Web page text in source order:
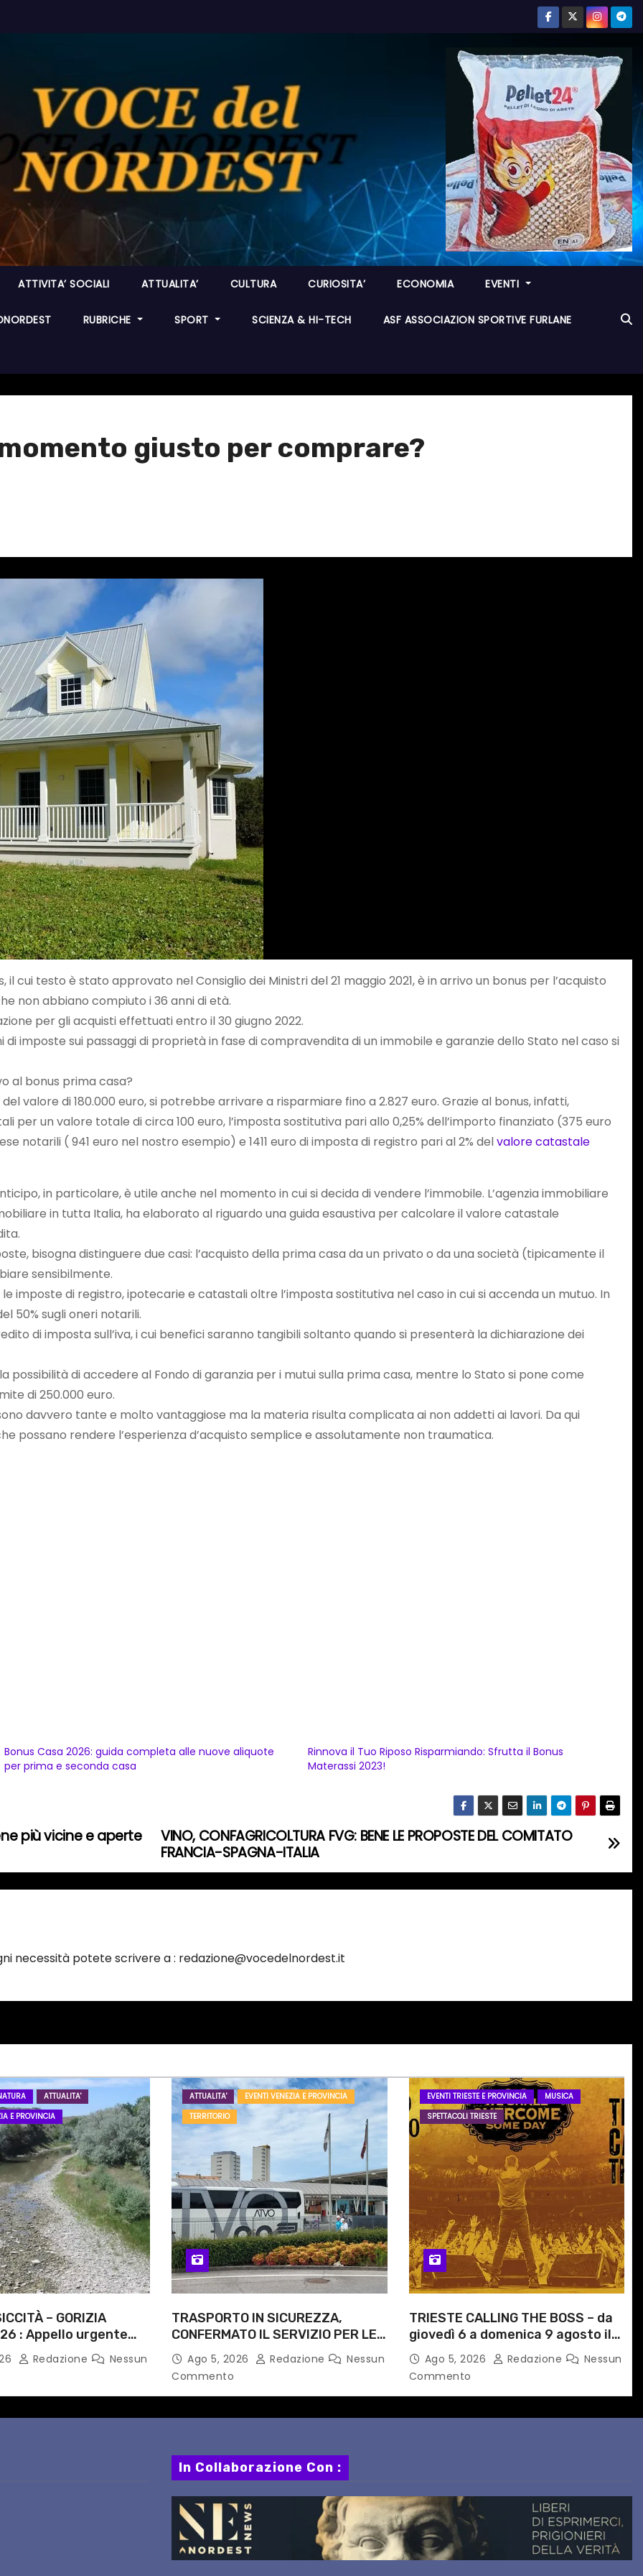
ATTIVITA’ SOCIALI ATTUALITA’ CULTURA CURIOSITA’ ECONOMIA EVENTI
RUBRICHE SPORT SCIENZA & HI-TECH ASF ASSOCIAZION SPORTIVE FURLANE
giusto per comprare?
il cui testo è stato approvato nel Consiglio dei Ministri del 21 maggio 2021, è in arrivo un bonus per l’acquisto
non abbiano compiuto i 36 anni di età.
per gli acquisti effettuati entro il 30 giugno 2022.
di imposte sui passaggi di proprietà in fase di compravendita di un immobile e garanzie dello Stato nel caso si
al bonus prima casa?
valore di 180.000 euro, si potrebbe arrivare a risparmiare fino a 2.827 euro. Grazie al bonus, infatti,
un valore totale di circa 100 euro, l’imposta sostitutiva pari allo 0,25% dell’importo finanziato (375 euro
notarili ( 941 euro nel nostro esempio) e 1411 euro di imposta di registro pari al 2% delvalore catastale
in particolare, è utile anche nel momento in cui si decida di vendere l’immobile. L’agenzia immobiliare
in tutta Italia, ha elaborato al riguardo una guida esaustiva per calcolare il valore catastale
bisogna distinguere due casi: l’acquisto della prima casa da un privato o da una società (tipicamente il
sensibilmente.
imposte di registro, ipotecarie e catastali oltre l’imposta sostitutiva nel caso in cui si accenda un mutuo. In
50% sugli oneri notarili.
di imposta sull’iva, i cui benefici saranno tangibili soltanto quando si presenterà la dichiarazione dei
possibilità di accedere al Fondo di garanzia per i mutui sulla prima casa, mentre lo Stato si pone come
di 250.000 euro.
davvero tante e molto vantaggiose ma la materia risulta complicata ai non addetti ai lavori. Da qui
possano rendere l’esperienza d’acquisto semplice e assolutamente non traumatica.
Bonus Casa 2026: guida completa alle nuove aliquote
per prima e seconda casa
Rinnova il Tuo Riposo Risparmiando: Sfrutta il Bonus
Materassi 2023!
VINO, CONFAGRICOLTURA FVG: BENE LE PROPOSTE DEL COMITATO
FRANCIA-SPAGNA-ITALIA
più vicine e aperte
necessità potete scrivere a : redazione@vocedelnordest.it
ATTUALITA'
E PROVINCIA
– GORIZIA
: Appello urgente
competenti
Redazione
Nessun
ATTUALITA'
EVENTI VENEZIA E PROVINCIA
TERRITORIO
TRASPORTO IN SICUREZZA,
CONFERMATO IL SERVIZIO PER LE
NOTTI DI AGOSTO: DEFINITI
PERCORSI, FERMATE E ORARIO
Ago 5, 2026 Redazione
Nessun
Commento
EVENTI TRIESTE E PROVINCIA
MUSICA
SPETTACOLI TRIESTE
TRIESTE CALLING THE BOSS – da
giovedì 6 a domenica 9 agosto il
festival triestino dedicato a
Springsteen
Ago 5, 2026 Redazione
Nessun
Commento
In Collaborazione Con :